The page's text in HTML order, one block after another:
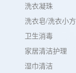
洗衣凝珠
洗衣皂/洗衣小方
卫生消毒
家居清洁护理
湿巾清洁